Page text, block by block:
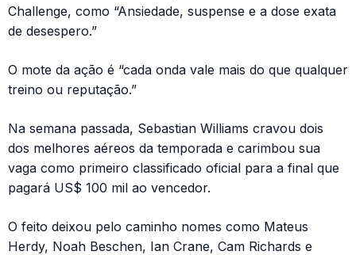
Challenge, como “Ansiedade, suspense e a dose exata
de desespero.”
O mote da ação é “cada onda vale mais do que qualquer
treino ou reputação.”
Na semana passada, Sebastian Williams cravou dois
dos melhores aéreos da temporada e carimbou sua
vaga como primeiro classificado oficial para a final que
pagará US$ 100 mil ao vencedor.
O feito deixou pelo caminho nomes como Mateus
Herdy, Noah Beschen, Ian Crane, Cam Richards e